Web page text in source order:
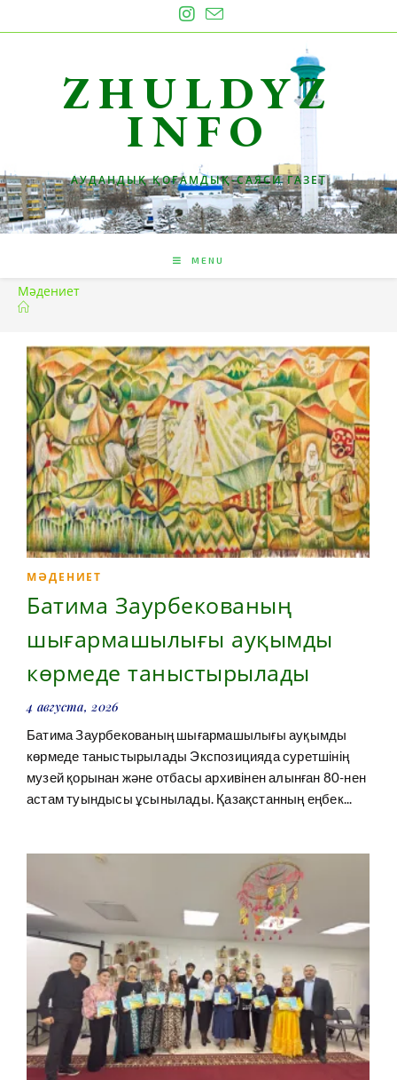
ZHULDYZ
INFO
АУДАНДЫҚ ҚОҒАМДЫҚ-САЯСИ ГАЗЕТ
MENU
Мәдениет
МӘДЕНИЕТ
Батима Заурбекованың
шығармашылығы ауқымды
көрмеде таныстырылады
4 августа, 2026
Батима Заурбекованың шығармашылығы ауқымды
көрмеде таныстырылады Экспозицияда суретшінің
музей қорынан және отбасы архивінен алынған 80-нен
астам туындысы ұсынылады. Қазақстанның еңбек...